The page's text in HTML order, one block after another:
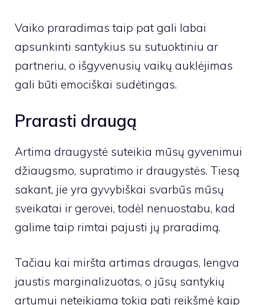
Vaiko praradimas taip pat gali labai
apsunkinti santykius su sutuoktiniu ar
partneriu, o išgyvenusių vaikų auklėjimas
gali būti emociškai sudėtingas.
Prarasti draugą
Artima draugystė suteikia mūsų gyvenimui
džiaugsmo, supratimo ir draugystės. Tiesą
sakant, jie yra gyvybiškai svarbūs mūsų
sveikatai ir gerovei, todėl nenuostabu, kad
galime taip rimtai pajusti jų praradimą.
Tačiau kai miršta artimas draugas, lengva
jaustis marginalizuotas, o jūsų santykių
artumui neteikiama tokia pati reikšmė kaip